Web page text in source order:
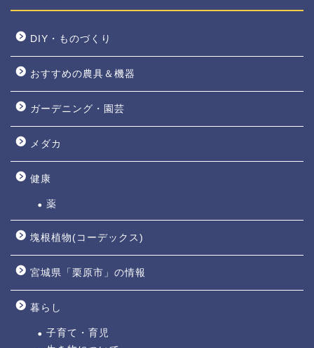
DIY・ものづくり
おすすめの農具＆機器
ガーデニング・園芸
メダカ
健康
薬
塊根植物(コーデックス)
宮城県「栗原市」の情報
暮らし
子育て・育児